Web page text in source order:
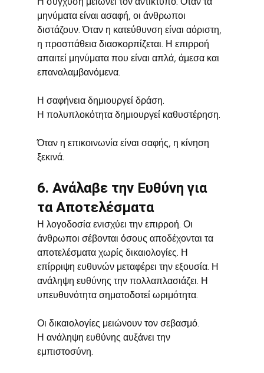
μηνύματα είναι ασαφή, οι άνθρωποι
διστάζουν. Όταν η κατεύθυνση είναι αόριστη,
η προσπάθεια διασκορπίζεται. Η επιρροή
απαιτεί μηνύματα που είναι απλά, άμεσα και
επαναλαμβανόμενα.
Η σαφήνεια δημιουργεί δράση.
Η πολυπλοκότητα δημιουργεί καθυστέρηση.
Όταν η επικοινωνία είναι σαφής, η κίνηση
ξεκινά.
6. Ανάλαβε την Ευθύνη για
τα Αποτελέσματα
Η λογοδοσία ενισχύει την επιρροή. Οι
άνθρωποι σέβονται όσους αποδέχονται τα
αποτελέσματα χωρίς δικαιολογίες. Η
επίρριψη ευθυνών μεταφέρει την εξουσία. Η
ανάληψη ευθύνης την πολλαπλασιάζει. Η
υπευθυνότητα σηματοδοτεί ωριμότητα.
Οι δικαιολογίες μειώνουν τον σεβασμό.
Η ανάληψη ευθύνης αυξάνει την
εμπιστοσύνη.